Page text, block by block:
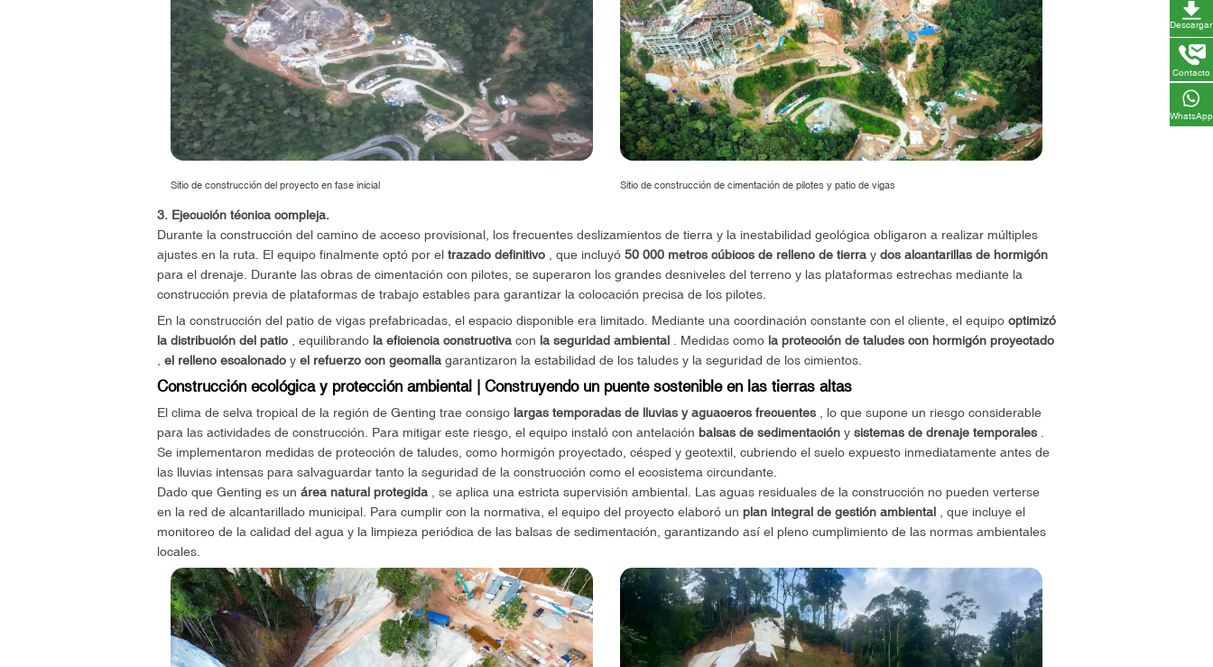
Sitio de construcción del proyecto en fase inicial Sitio de construcción de cimentación de pilotes y patio de vigas
3. Ejecución técnica compleja.
Durante la construcción del camino de acceso provisional, los frecuentes deslizamientos de tierra y la inestabilidad geológica obligaron a realizar múltiples
ajustes en la ruta. El equipo finalmente optó por el trazado definitivo, que incluyó 50 000 metros cúbicos de relleno de tierray dos alcantarillas de hormigón
para el drenaje. Durante las obras de cimentación con pilotes, se superaron los grandes desniveles del terreno y las plataformas estrechas mediante la
construcción previa de plataformas de trabajo estables para garantizar la colocación precisa de los pilotes.
En la construcción del patio de vigas prefabricadas, el espacio disponible era limitado. Mediante una coordinación constante con el cliente, el equipo optimizó
la distribución del patio, equilibrando la eficiencia constructivacon la seguridad ambiental. Medidas como la protección de taludes con hormigón proyectado
, el relleno escalonadoy el refuerzo con geomallagarantizaron la estabilidad de los taludes y la seguridad de los cimientos.
Construcción ecológica y protección ambiental | Construyendo un puente sostenible en las tierras altas
El clima de selva tropical de la región de Genting trae consigo largas temporadas de lluvias y aguaceros frecuentes, lo que supone un riesgo considerable
para las actividades de construcción. Para mitigar este riesgo, el equipo instaló con antelación balsas de sedimentacióny sistemas de drenaje temporales.
Se implementaron medidas de protección de taludes, como hormigón proyectado, césped y geotextil, cubriendo el suelo expuesto inmediatamente antes de
las lluvias intensas para salvaguardar tanto la seguridad de la construcción como el ecosistema circundante.
Dado que Genting es un área natural protegida, se aplica una estricta supervisión ambiental. Las aguas residuales de la construcción no pueden verterse
en la red de alcantarillado municipal. Para cumplir con la normativa, el equipo del proyecto elaboró un plan integral de gestión ambiental, que incluye el
monitoreo de la calidad del agua y la limpieza periódica de las balsas de sedimentación, garantizando así el pleno cumplimiento de las normas ambientales
locales.
Descargar
Contacto
WhatsApp